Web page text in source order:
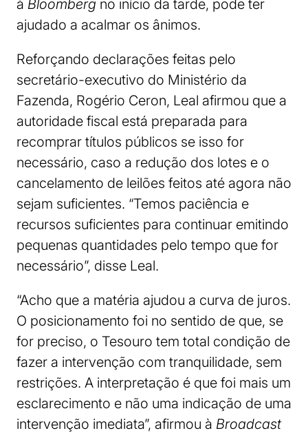
à Bloomberg no início da tarde, pode ter
ajudado a acalmar os ânimos.
Reforçando declarações feitas pelo
secretário-executivo do Ministério da
Fazenda, Rogério Ceron, Leal afirmou que a
autoridade fiscal está preparada para
recomprar títulos públicos se isso for
necessário, caso a redução dos lotes e o
cancelamento de leilões feitos até agora não
sejam suficientes. “Temos paciência e
recursos suficientes para continuar emitindo
pequenas quantidades pelo tempo que for
necessário”, disse Leal.
“Acho que a matéria ajudou a curva de juros.
O posicionamento foi no sentido de que, se
for preciso, o Tesouro tem total condição de
fazer a intervenção com tranquilidade, sem
restrições. A interpretação é que foi mais um
esclarecimento e não uma indicação de uma
intervenção imediata”, afirmou à Broadcast